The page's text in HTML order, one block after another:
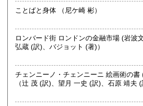
ことばと身体 （尼ケ崎 彬）
ロンバード街 ロンドンの金融市場 (岩波文庫
弘蔵 (訳)、バジョット (著)）
チェンニーノ・チェンニーニ 絵画術の書
（辻 茂 (訳)、望月 一史 (訳)、石原 靖夫 (